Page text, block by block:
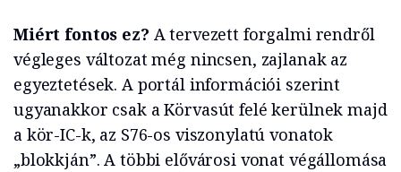
Miért fontos ez? A tervezett forgalmi rendről
végleges változat még nincsen, zajlanak az
egyeztetések. A portál információi szerint
ugyanakkor csak a Körvasút felé kerülnek majd
a kör-IC-k, az S76-os viszonylatú vonatok
„blokkján”. A többi elővárosi vonat végállomása